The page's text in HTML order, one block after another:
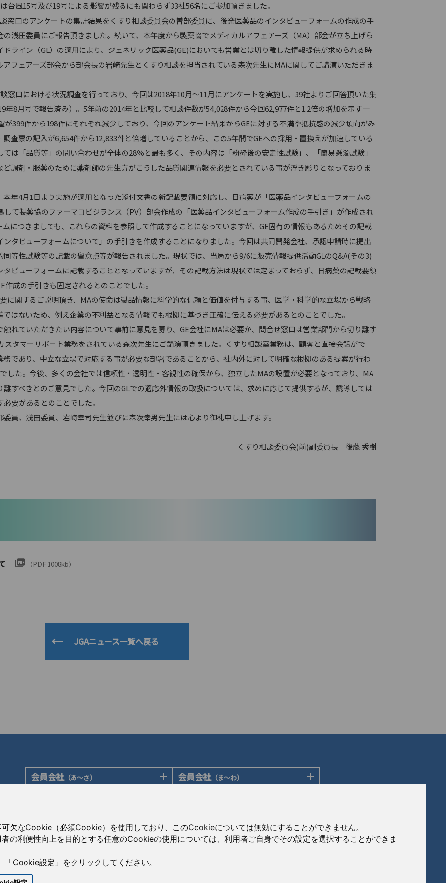
欠なCookie（必須Cookie）を使用しており、このCookieについては無効にすることができません。
の利便性向上を目的とする任意のCookieの使用については、利用者ご自身でその設定を選択することができま
Cookie設定」をクリックしてください。
風15号及び19号による影響が残るにも関わらず33社56名にご参加頂きました。
窓口のアンケートの集計結果をくすり相談委員会の曽部委員に、後発医薬品のインタビューフォームの作成の手
浅田委員にご報告頂きました。続いて、本年度から製薬協でメディカルアフェアーズ（MA）部会が立ち上げら
ライン（GL）の適用により、ジェネリック医薬品(GE)においても営業とは切り離した情報提供が求められる時
フェアーズ部会から部会長の岩崎先生とくすり相談を担当されている森次先生にMAに関してご講演いただきま
窓口における状況調査を行っており、今回は2018年10月～11月にアンケートを実施し、39社よりご回答頂いた集
年8月号で報告済み）。5年前の2014年と比較して相談件数が54,028件から今回62,977件と1.2倍の増加を示す一
が399件から198件にそれぞれ減少しており、今回のアンケート結果からGEに対する不満や抵抗感の減少傾向がみ
査票の記入が6,654件から12,833件と倍増していることから、この5年間でGEへの採用・置換えが加速している
は「品質等」の問い合わせが全体の28％と最も多く、その内容は「粉砕後の安定性試験」、「簡易懸濁試験」
調剤・服薬のために薬剤師の先生方がこうした品質関連情報を必要とされている事が浮き彫りとなっておりま
年4月1日より実施が適用となった添付文書の新記載要領に対応し、日病薬が「医薬品インタビューフォームの
して製薬協のファーマコビジランス（PV）部会作成の「医薬品インタビューフォーム作成の手引き」が作成され
につきましても、これらの資料を参照して作成することになっていますが、GE固有の情報もあるためその記載
タビューフォームについて」の手引きを作成することになりました。今回は共同開発会社、承認申請時に提出
等性試験等の記載の留意点等が報告されました。現状では、当局から9/6に販売情報提供活動GLのQ&A(その3)
ビューフォームに記載することとなっていますが、その記載方法は現状では定まっておらず、日病薬の記載要領
成の手引きも固定されるとのことでした。
に関するご説明頂き、MAの使命は製品情報に科学的な信頼と価値を付与する事、医学・科学的な立場から戦略
はないため、例え企業の不利益となる情報でも根拠に基づき正確に伝える必要があるとのことでした。
れていただきたい内容について事前に意見を募り、GE会社にMAは必要か、問合せ窓口は営業部門から切り離す
スタマーサポート業務をされている森次先生にご講演頂きました。くすり相談室業務は、顧客と直接会話がで
であり、中立な立場で対応する事が必要な部署であることから、社内外に対して明確な根拠のある提案が行わ
した。今後、多くの会社では信頼性・透明性・客観性の確保から、独立したMAの設置が必要となっており、MA
すべきとのご意見でした。今回のGLでの適応外情報の取扱については、求めに応じて提供するが、誘導しては
要があるとのことでした。
員、浅田委員、岩崎幸司先生並びに森次幸男先生には心より御礼申し上げます。
くすり相談委員会(前)副委員長 後藤 秀樹
（PDF 1008kb）
JGAニュース一覧へ戻る
会員会社 （あ〜さ）
キョーリンリメディオ株式会社
共和薬品工業株式会社
コーアイセイ株式会社
ダイト株式会社
辰巳化学株式会社
会員会社 （ま〜わ）
旭化成株式会社